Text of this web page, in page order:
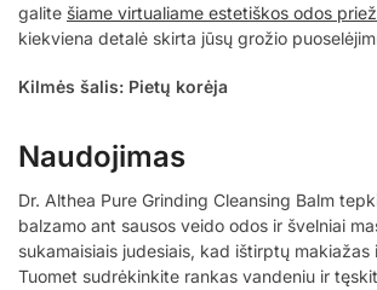
galite šiame virtualiame estetiškos odos
kiekviena detalė skirta jūsų grožio
Kilmės šalis: Pietų korėja
Naudojimas
Dr. Althea Pure Grinding Cleansing Balm
balzamo ant sausos veido odos ir švelniai
sukamaisiais judesiais, kad ištirptų makiažas
Tuomet sudrėkinkite rankas vandeniu ir